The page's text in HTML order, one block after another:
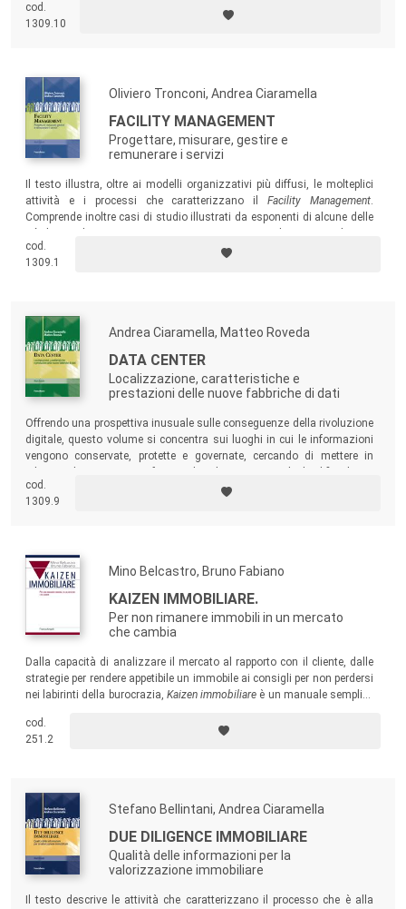
nelle operazioni di sviluppo e massimizzare il valore.
cod.
1309.10
Oliviero Tronconi, Andrea Ciaramella
FACILITY MANAGEMENT
Progettare, misurare, gestire e
remunerare i servizi
Il testo illustra, oltre ai modelli organizzativi più diffusi, le molteplici
attività e i processi che caratterizzano ilFacility Management.
Comprende inoltre casi di studio illustrati da esponenti di alcune delle
cod.
1309.1
Andrea Ciaramella, Matteo Roveda
DATA CENTER
Localizzazione, caratteristiche e
prestazioni delle nuove fabbriche di dati
Offrendo una prospettiva inusuale sulle conseguenze della rivoluzione
digitale, questo volume si concentra sui luoghi in cui le informazioni
vengono conservate, protette e governate, cercando di mettere in
garantiscono la funzionalità. Un testo utile per gli operatori e i
progettisti.
cod.
1309.9
Mino Belcastro, Bruno Fabiano
KAIZEN IMMOBILIARE.
Per non rimanere immobili in un mercato
che cambia
Dalla capacità di analizzare il mercato al rapporto con il cliente, dalle
strategie per rendere appetibile un immobile ai consigli per non perdersi
nei labirinti della burocrazia, Kaizen immobiliare è un manuale semplice
immobili.
cod.
251.2
Stefano Bellintani, Andrea Ciaramella
DUE DILIGENCE IMMOBILIARE
Qualità delle informazioni per la
valorizzazione immobiliare
Il testo descrive le attività che caratterizzano il processo che è alla